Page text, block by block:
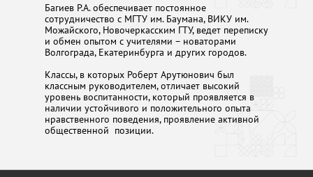
Багиев Р.А. обеспечивает постоянное
сотрудничество с МГТУ им. Баумана, ВИКУ им.
Можайского, Новочеркасским ГТУ, ведет переписку
и обмен опытом с учителями – новаторами
Волгограда, Екатеринбурга и других городов.
Классы, в которых Роберт Арутюнович был
классным руководителем, отличает высокий
уровень воспитанности, который проявляется в
наличии устойчивого и положительного опыта
нравственного поведения, проявление активной
общественной позиции.